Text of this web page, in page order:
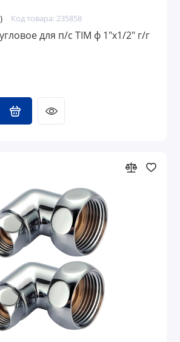
Код товара: 235858
для п/с TIM ф 1"х1/2" г/г